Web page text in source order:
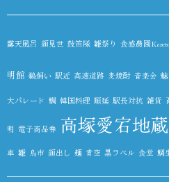
露天風呂 顔見世 鼓笛隊 雛祭り 食感農園
明館 鵜飼い 駅近 高速道路 麦焼酎 音楽会
大パレード 鯛 韓国料理 順延 駅長対抗 雑貨
明 電子商品券 高塚愛宕地
車 雛 鳥市 顔出し 麺 青空 黒ラベル 食堂 鯛